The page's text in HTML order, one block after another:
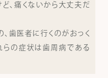
してまいり
ど、痛くないから大丈夫だ
歯医者に行くのがおっく
らの症状は歯周病である